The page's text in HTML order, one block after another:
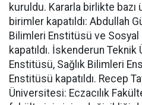
kuruldu. Kararla birlikte
birimler kapatıldı: Abdullah
Bilimleri Enstitüsü ve
kapatıldı. İskenderun
Enstitüsü, Sağlık Bilimleri
Enstitüsü kapatıldı. Recep
Üniversitesi: Eczacılık